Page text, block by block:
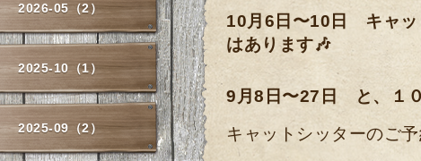
10月6日〜10日 キャッ
はあります🎶
9月8日〜27日 と、１
キャットシッターのご
2026-05（2）
2025-10（1）
2025-09（2）